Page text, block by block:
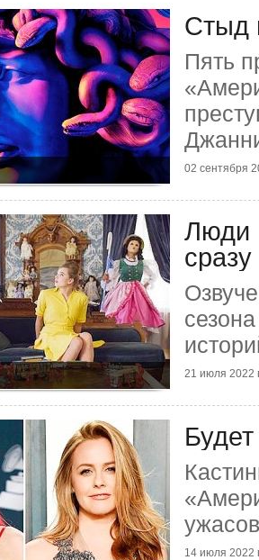
Стыд
Пять
02 сентября
Люди
21 июля 2022
14 июля 2022